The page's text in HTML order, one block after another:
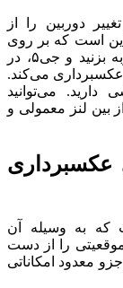
دوربین را از
است که بر روی
مکانی که می‌خواهید فوکوس انجام شود، ضربه بزنید و جی‌۵، در
عکسبرداری می‌کند.
دارید. می‌توانید
بین لنز معمولی و
عکسبرداری
است که به وسیله آن
را از دست
معدود امکاناتی